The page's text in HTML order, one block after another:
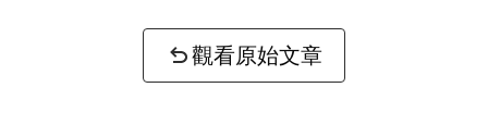
觀看原始文章